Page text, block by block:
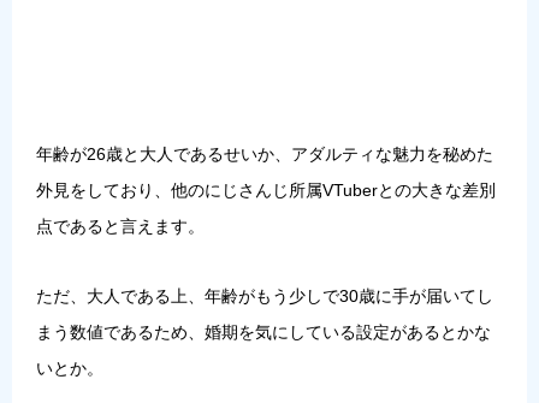
年齢が26歳と大人であるせいか、アダルティな魅力を秘めた
外見をしており、他のにじさんじ所属VTuberとの大きな差別
点であると言えます。
ただ、大人である上、年齢がもう少しで30歳に手が届いてし
まう数値であるため、婚期を気にしている設定があるとかな
いとか。